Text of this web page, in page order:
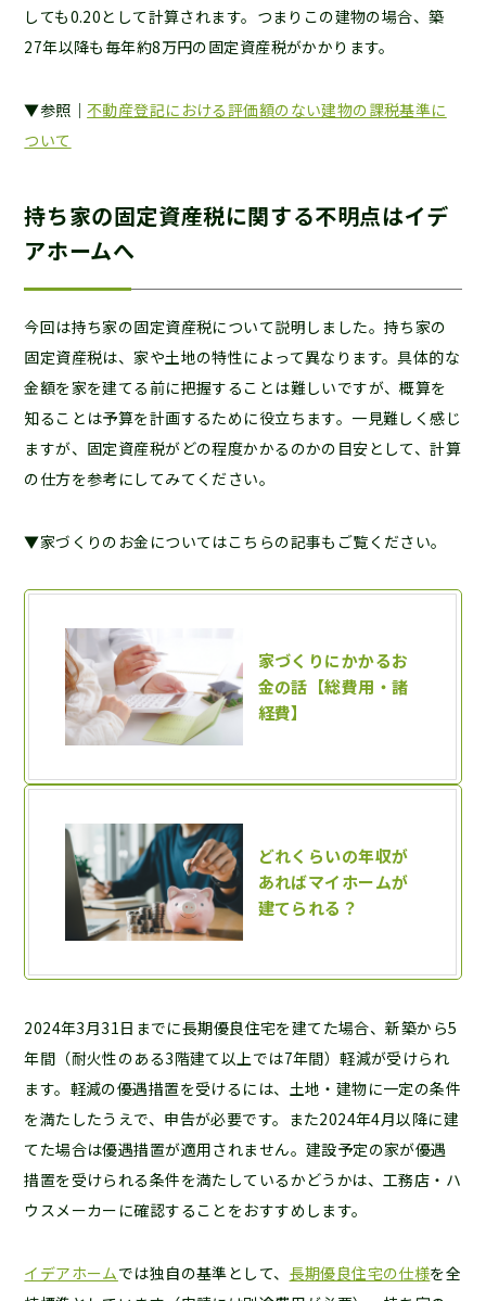
しても0.20として計算されます。つまりこの建物の場合、築
27年以降も毎年約8万円の固定資産税がかかります。
▼参照｜不動産登記における評価額のない建物の課税基準に
ついて
持ち家の固定資産税に関する不明点はイデ
アホームへ
今回は持ち家の固定資産税について説明しました。持ち家の
固定資産税は、家や土地の特性によって異なります。具体的な
金額を家を建てる前に把握することは難しいですが、概算を
知ることは予算を計画するために役立ちます。一見難しく感じ
ますが、固定資産税がどの程度かかるのかの目安として、計算
の仕方を参考にしてみてください。
▼家づくりのお金についてはこちらの記事もご覧ください。
2024年3月31日までに長期優良住宅を建てた場合、新築から5
年間（耐火性のある3階建て以上では7年間）軽減が受けられ
ます。軽減の優遇措置を受けるには、土地・建物に一定の条件
を満たしたうえで、申告が必要です。また2024年4月以降に建
てた場合は優遇措置が適用されません。建設予定の家が優遇
措置を受けられる条件を満たしているかどうかは、工務店・ハ
ウスメーカーに確認することをおすすめします。
イデアホームでは独自の基準として、 長期優良住宅の仕様を全